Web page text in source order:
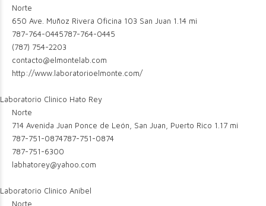
Norte
650 Ave. Muñoz Rivera Oficina 103 San Juan 1.14 mi
787-764-0445787-764-0445
(787) 754-2203
contacto@elmontelab.com
http://www.laboratorioelmonte.com/
Laboratorio Clinico Hato Rey
Norte
714 Avenida Juan Ponce de León, San Juan, Puerto Rico 1.17 mi
787-751-0874787-751-0874
787-751-6300
labhatorey@yahoo.com
Laboratorio Clinico Anibel
Norte